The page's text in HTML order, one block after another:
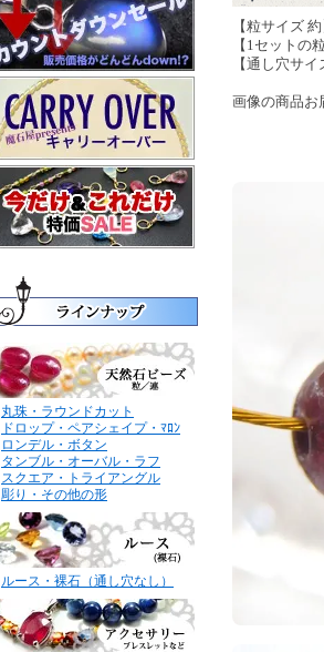
丸珠・ラウンドカット
ドロップ・ペアシェイプ・ﾏﾛﾝ
ロンデル・ボタン
タンブル・オーバル・ラフ
スクエア・トライアングル
彫り・その他の形
ルース・裸石（通し穴なし）
【粒サイズ
【1セットの
【通し穴サ
画像の商品お